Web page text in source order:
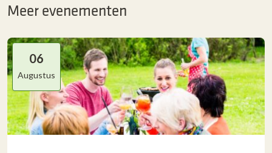
Meer evenementen
06
Augustus